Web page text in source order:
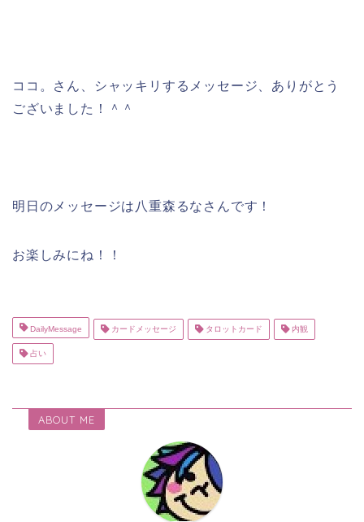
ココ。さん、シャッキリするメッセージ、ありがとう
ございました！＾＾
明日のメッセージは八重森るなさんです！
お楽しみにね！！
DailyMessage カードメッセージ タロットカード 内観
占い
ABOUT ME